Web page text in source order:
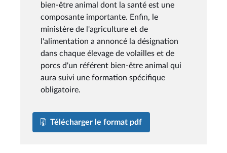
bien-être animal dont la santé est une
composante importante. Enfin, le
ministère de l'agriculture et de
l'alimentation a annoncé la désignation
dans chaque élevage de volailles et de
porcs d'un référent bien-être animal qui
aura suivi une formation spécifique
obligatoire.
Télécharger le format pdf